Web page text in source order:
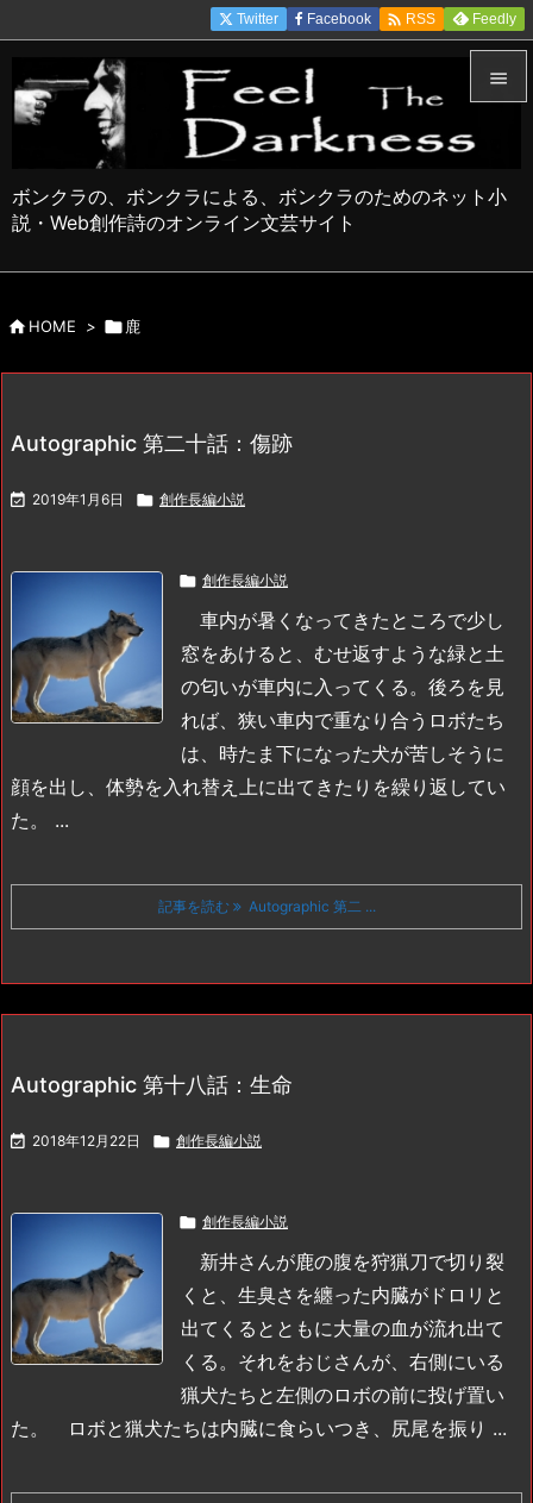
ボンクラの、ボンクラによる、ボンクラのためのネット小
説・Web創作詩のオンライン文芸サイト



Twitter Facebook  RSS Feedly
HOME >  鹿
Autographic 第二十話：傷跡
 2019年1月6日  創作長編小説
 創作長編小説
車内が暑くなってきたところで少し
窓をあけると、むせ返すような緑と土
の匂いが車内に入ってくる。後ろを見
れば、狭い車内で重なり合うロボたち
は、時たま下になった犬が苦しそうに
顔を出し、体勢を入れ替え上に出てきたりを繰り返してい
た。 ...
記事を読む Autographic 第二 ...
Autographic 第十八話：生命
 2018年12月22日  創作長編小説
 創作長編小説
新井さんが鹿の腹を狩猟刀で切り裂
くと、生臭さを纏った内臓がドロリと
出てくるとともに大量の血が流れ出て
くる。それをおじさんが、右側にいる
猟犬たちと左側のロボの前に投げ置い
た。
ロボと猟犬たちは内臓に食らいつき、尻尾を振り ...